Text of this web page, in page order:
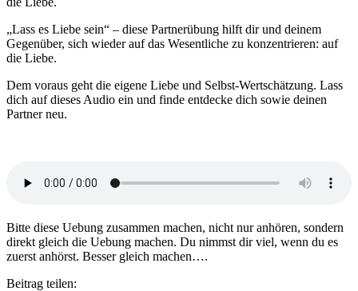
„Lass es Liebe sein“ – diese Partnerübung hilft dir und deinem
Gegenüber, sich wieder auf das Wesentliche zu konzentrieren: auf
die Liebe.
Dem voraus geht die eigene Liebe und Selbst-Wertschätzung. Lass
dich auf dieses Audio ein und finde entdecke dich sowie deinen
Partner neu.
Bitte diese Uebung zusammen machen, nicht nur anhören, sondern
direkt gleich die Uebung machen. Du nimmst dir viel, wenn du es
zuerst anhörst. Besser gleich machen….
Beitrag teilen: